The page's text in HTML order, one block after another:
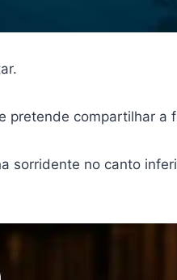
pretende compartilhar a
sorridente no canto